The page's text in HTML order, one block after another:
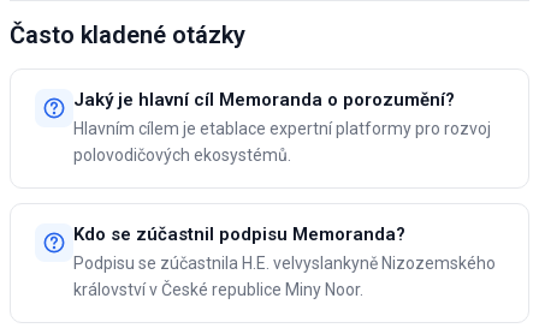
Často kladené otázky
Jaký je hlavní cíl Memoranda o porozumění?
Hlavním cílem je etablace expertní platformy pro rozvoj
polovodičových ekosystémů.
Kdo se zúčastnil podpisu Memoranda?
Podpisu se zúčastnila H.E. velvyslankyně Nizozemského
království v České republice Miny Noor.